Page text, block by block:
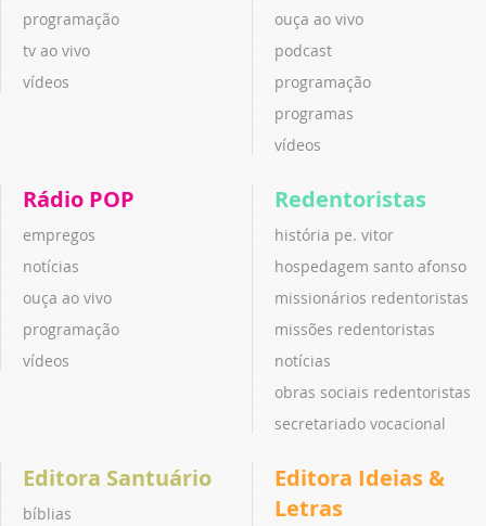
programação
tv ao vivo
vídeos
ouça ao vivo
podcast
programação
programas
vídeos
Rádio POP
empregos
notícias
ouça ao vivo
programação
vídeos
Redentoristas
história pe. vitor
hospedagem santo afonso
missionários redentoristas
missões redentoristas
notícias
obras sociais redentoristas
secretariado vocacional
Editora Santuário
bíblias
Editora Ideias &
Letras